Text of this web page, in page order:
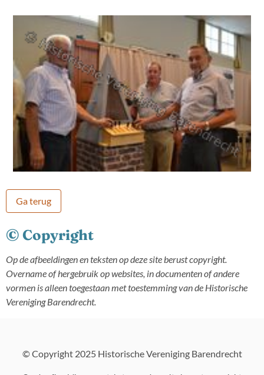
Ga terug
© Copyright
Op de afbeeldingen en teksten op deze site berust copyright.
Overname of hergebruik op websites, in documenten of andere
vormen is alleen toegestaan met toestemming van de Historische
Vereniging Barendrecht.
© Copyright 2025 Historische Vereniging Barendrecht